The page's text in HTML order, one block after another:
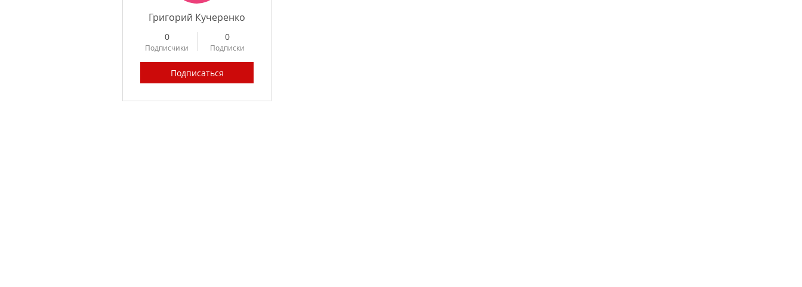
Григорий Кучеренко
0
Подписчики
0
Подписки
Подписаться